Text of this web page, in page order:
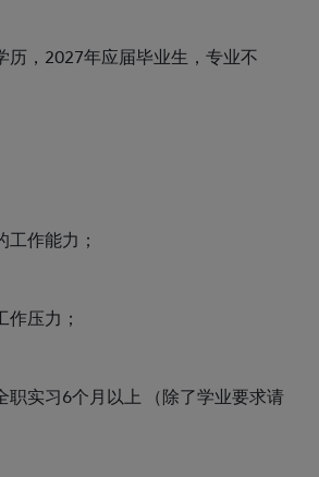
历，2027年应届毕业生，专业不
工作能力；
作压力；
职实习6个月以上 （除了学业要求请